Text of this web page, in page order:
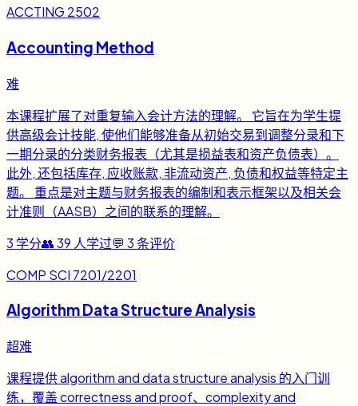
ACCTING 2502
Accounting Method
难
本课程扩展了对重复输入会计方法的理解。 它旨在为学生提
供高级会计技能, 使他们能够准备从初始交易到调整分录和下
一期分录的分类财务报表（尤其是损益表和资产负债表）。
此外, 还包括库存, 应收账款, 非流动资产, 负债和权益等特定主
题。 重点是对主题与财务报表的编制和表示框架以及相关会
计准则（AASB）之间的联系的理解。
3 学分👥39 人学过💬 3条评价
COMP SCI 7201/2201
Algorithm Data Structure Analysis
超难
课程提供 algorithm and data structure analysis 的入门训
练，覆盖 correctness and proof、complexity and